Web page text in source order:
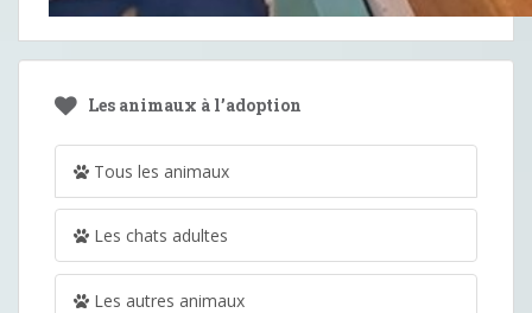
Les animaux à l’adoption
Tous les animaux
Les chats adultes
Les autres animaux